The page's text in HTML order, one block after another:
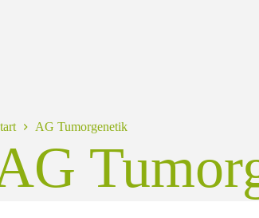
AG Tumorgenetik